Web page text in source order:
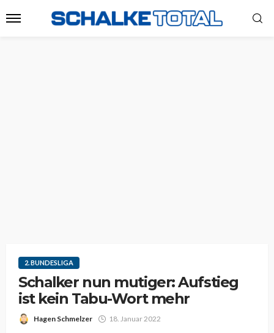
2. BUNDESLIGA
Schalker nun mutiger: Aufstieg
ist kein Tabu-Wort mehr
Hagen Schmelzer 18. Januar 2022